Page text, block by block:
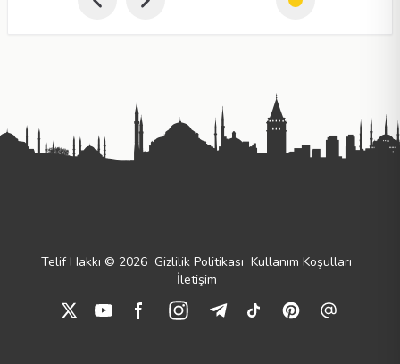
Telif Hakkı © 2026 Gizlilik Politikası Kullanım Koşulları
İletişim